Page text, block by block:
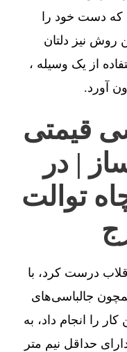
که دست خود را
روش نیز دلتان
از یک وسیله ،
آورد.
قیمتی
| در
توالت
درست کرد، با
جالباسی‌های
را انجام داد، به
حداقل نیم متر